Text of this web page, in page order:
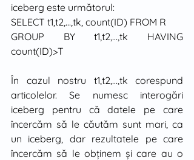
iceberg este următorul:
SELECT t1,t2,...,tk, count(ID) FROM R
GROUP BY t1,t2,...,tk HAVING
count(ID)>T
În cazul nostru t1,t2,...,tk corespund
articolelor. Se numesc interogări
iceberg pentru că datele pe care
încercăm să le căutăm sunt mari, ca
un iceberg, dar rezultatele pe care
încercăm să le obţinem şi care au o